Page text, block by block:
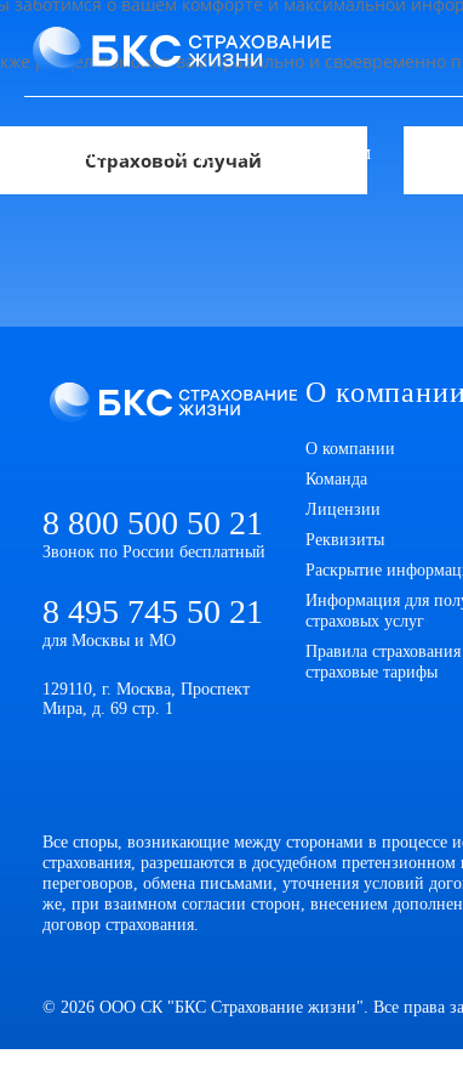
О компании Продукты Клиентам
раздел поможет вам правильно и
Страховой случай
8 800 500 50 21
Звонок по России бесплатный
8 495 745 50 21
для Москвы и МО
129110, г. Москва, Проспект
Мира, д. 69 стр. 1
О
О компании
Команда
Лицензии
Реквизиты
Раскрытие
Информация для
страховых услуг
Правила
страховые тарифы
Все споры, возникающие между сторонами в процессе
страхования, разрешаются в досудебном претензионном
переговоров, обмена письмами, уточнения условий
же, при взаимном согласии сторон, внесением
договор страхования.
© 2026 ООО СК "БКС Страхование жизни". Все права